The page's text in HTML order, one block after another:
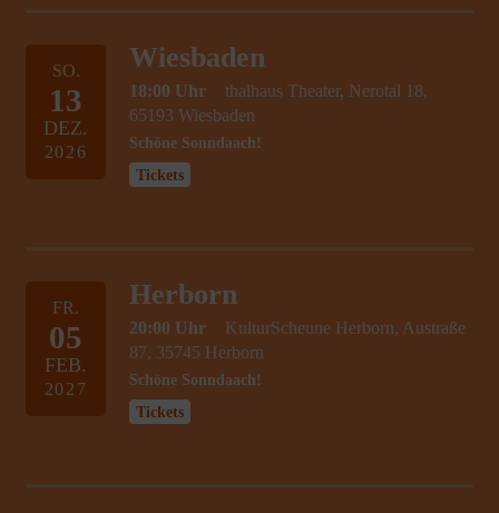
SO.
13
DEZ.
2026
Wiesbaden
18:00 Uhr
thalhaus Theater, Nerotal 18,
65193 Wiesbaden
Schöne Sonndaach!
Tickets
FR.
05
FEB.
2027
Herborn
20:00 Uhr
KulturScheune Herborn, Austraße
87, 35745 Herborn
Schöne Sonndaach!
Tickets